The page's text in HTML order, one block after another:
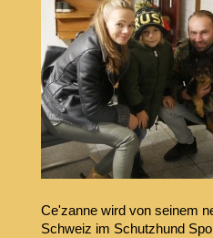
Ce'zanne wird von seinem
Schweiz im Schutzhund